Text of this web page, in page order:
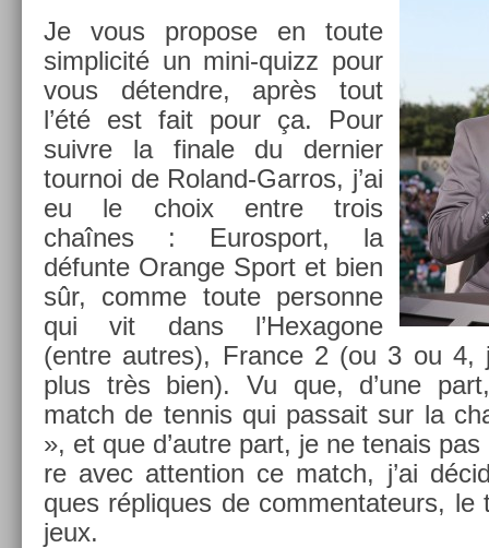
Je vous pro­pose en toute
simplicité un mini-quizz pour
vous détendre, après tout
l’été est fait pour ça. Pour
suiv­re la fin­ale du de­rni­er
tour­noi de Roland-Garros, j’ai
eu le choix entre trois
chaînes : Euros­port, la
défunte Oran­ge Sport et bien
sûr, comme toute per­son­ne
qui vit dans l’Hexagone
(entre aut­res), Fran­ce 2 (ou 3 ou 4,
plus très bien). Vu que, d’une
match de ten­nis qui pas­sait sur la
», et que d’autre part, je ne tenais
re avec at­ten­tion ce match, j’ai
ques répliques de com­men­tateurs, le
jeux.